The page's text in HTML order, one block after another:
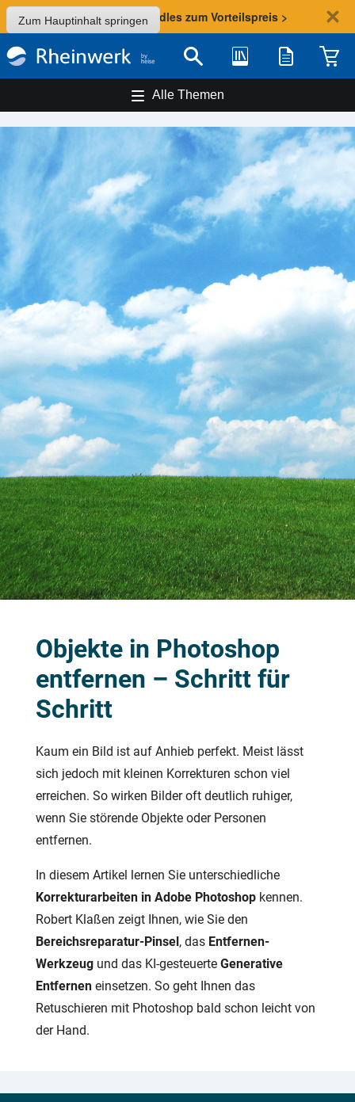
Zum Hauptinhalt springen
Sommer-Aktion: Bundles zum Vorteilspreis >
Suche Bibliothek Merkliste
Alle Themen
Objekte in Photoshop
entfernen – Schritt für
Schritt
Kaum ein Bild ist auf Anhieb perfekt. Meist lässt
sich jedoch mit kleinen Korrekturen schon viel
erreichen. So wirken Bilder oft deutlich ruhiger,
wenn Sie störende Objekte oder Personen
entfernen.
In diesem Artikel lernen Sie unterschiedliche
Korrekturarbeiten in Adobe Photoshop kennen.
Robert Klaßen zeigt Ihnen, wie Sie den
Bereichsreparatur-Pinsel, das Entfernen-
Werkzeug und das KI-gesteuerte Generative
Entfernen einsetzen. So geht Ihnen das
Retuschieren mit Photoshop bald schon leicht von
der Hand.